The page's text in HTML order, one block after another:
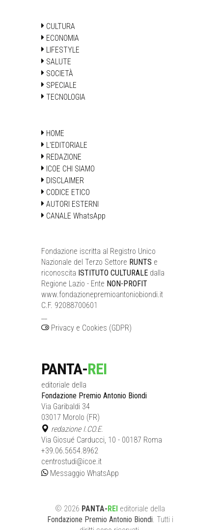
CULTURA
ECONOMIA
LIFESTYLE
SALUTE
SOCIETÀ
SPECIALE
TECNOLOGIA
HOME
L'EDITORIALE
REDAZIONE
ICOE CHI SIAMO
DISCLAIMER
CODICE ETICO
AUTORI ESTERNI
CANALE WhatsApp
Fondazione iscritta al Registro Unico
Nazionale del Terzo Settore RUNTS e
riconoscita ISTITUTO CULTURALE dalla
Regione Lazio - Ente NON-PROFIT
www.fondazionepremioantoniobiondi.it
C.F. 92088700601
Privacy e Cookies (GDPR)
PANTA-REI
editoriale della
Fondazione Premio Antonio Biondi
Via Garibaldi 34
03017 Morolo (FR)
redazione I.CO.E.
Via Giosué Carducci, 10 - 00187 Roma
+39.06.5654.8962
centrostudi@icoe.it
Messaggio WhatsApp
© 2026 PANTA-REI editoriale della
Fondazione Premio Antonio Biondi . Tutti i